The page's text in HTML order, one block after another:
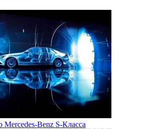
Mercedes-Benz S-Класса